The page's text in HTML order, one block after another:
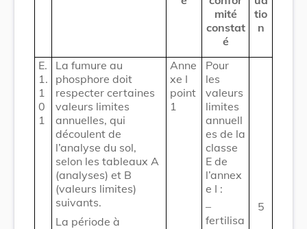
mité
constat
é
tio
n
E.
1.
1
0
1
La fumure au
phosphore doit
respecter certaines
valeurs limites
annuelles, qui
découlent de
l’analyse du sol,
selon les tableaux A
(analyses) et B
(valeurs limites)
suivants.
La période à
Anne
xe I
point
1
Pour
les
valeurs
limites
annuell
es de la
classe
E de
l’annex
e I :
–
fertilisa
5